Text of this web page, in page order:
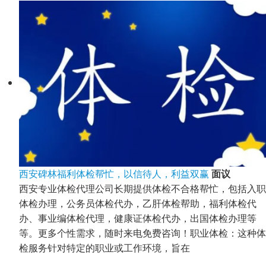
西安碑林福利体检帮忙，以信待人，利益双赢面议
西安专业体检代理公司长期提供体检不合格帮忙，包括入职
体检办理，公务员体检代办，乙肝体检帮助，福利体检代
办、事业编体检代理，健康证体检代办，出国体检办理等
等。更多个性需求，随时来电免费咨询！职业体检：这种体
检服务针对特定的职业或工作环境，旨在